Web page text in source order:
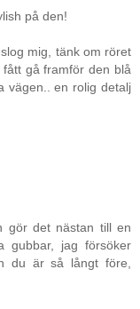
på den!
mig, tänk om röret
gå framför den blå
vägen.. en rolig detalj
gör det nästan till en
gubbar, jag försöker
du är så långt före,